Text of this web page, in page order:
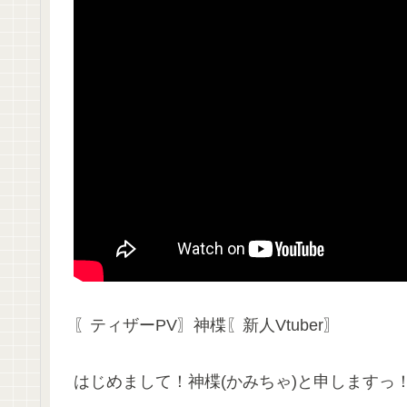
〖ティザーPV〗神楪〖新人Vtuber〗
はじめまして！神楪(かみちゃ)と申しますっ